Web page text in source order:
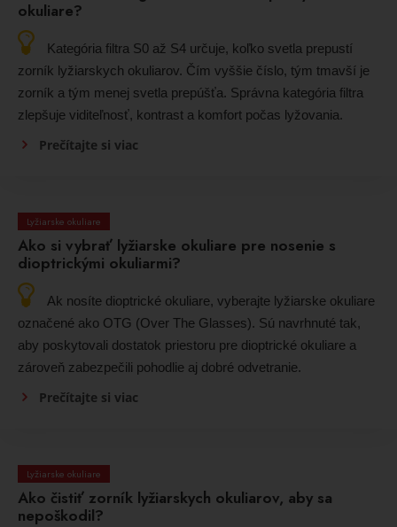
okuliare?
Kategória filtra S0 až S4 určuje, koľko svetla prepustí
zorník lyžiarskych okuliarov. Čím vyššie číslo, tým tmavší je
zorník a tým menej svetla prepúšťa. Správna kategória filtra
zlepšuje viditeľnosť, kontrast a komfort počas lyžovania.
Prečítajte si viac
Lyžiarske okuliare
Ako si vybrať lyžiarske okuliare pre nosenie s
dioptrickými okuliarmi?
Ak nosíte dioptrické okuliare, vyberajte lyžiarske okuliare
označené ako OTG (Over The Glasses). Sú navrhnuté tak,
aby poskytovali dostatok priestoru pre dioptrické okuliare a
zároveň zabezpečili pohodlie aj dobré odvetranie.
Prečítajte si viac
Lyžiarske okuliare
Ako čistiť zorník lyžiarskych okuliarov, aby sa
nepoškodil?